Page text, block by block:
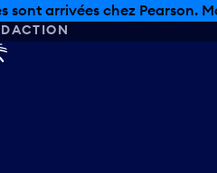
sont arrivées chez Pearson.